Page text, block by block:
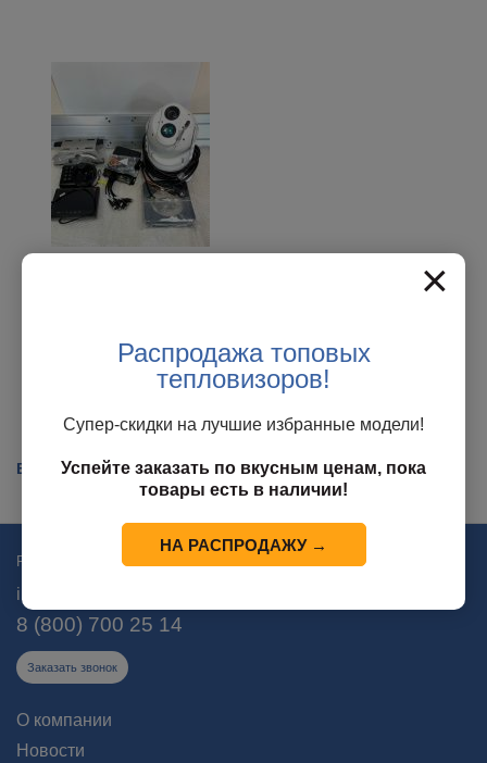
Вернуться
Регион: Казань
info@planck.ru
8 (800) 700 25 14
Заказать звонок
О компании
Новости
×
Распродажа топовых
тепловизоров!
Супер-скидки на лучшие избранные модели!
Успейте заказать по вкусным ценам, пока
товары есть в наличии!
НА РАСПРОДАЖУ →